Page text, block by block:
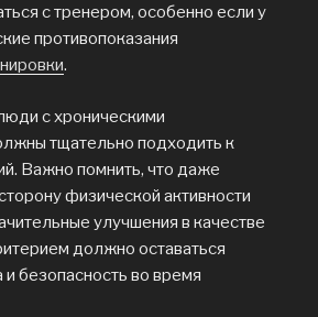
с тренером, особенно если у
противопоказания
.
с хроническими
тщательно подходить к
Важно помнить, что даже
физической активности
улучшения в качестве
должно оставаться
безопасность во время